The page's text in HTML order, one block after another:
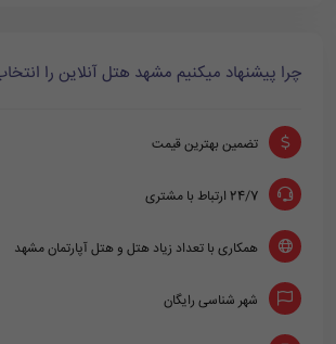
چرا پیشنهاد میکنیم مشهد هتل آنلاین را
تضمین بهترین قیمت
24/7 ارتباط با مشتری
همکاری با تعداد زیاد هتل و هتل آپارتمان مشهد
شهر شناسی رایگان